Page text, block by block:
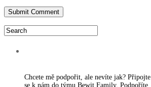
Chcete mě podpořit, ale nevíte jak? Připojte
se k nám do týmu Bewit Family. Podpoříte